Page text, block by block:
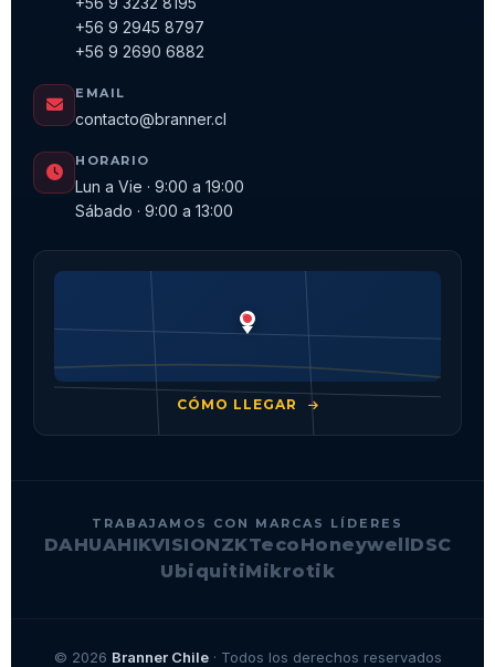
+56 9 2945 8797
+56 9 2690 6882
EMAIL
contacto@branner.cl
HORARIO
Lun a Vie · 9:00 a 19:00
Sábado · 9:00 a 13:00
CÓMO LLEGAR
TRABAJAMOS CON MARCAS LÍDERES
DAHUAHIKVISIONZKTecoHoneywellDSC
UbiquitiMikrotik
© 2026 Branner Chile· Todos los derechos reservados